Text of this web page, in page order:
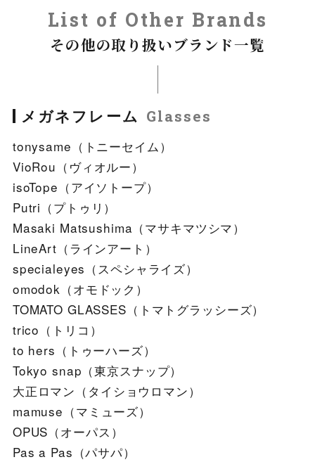
List of Other Brands
その他の取り扱いブランド一覧
メガネフレーム Glasses
tonysame（トニーセイム）
VioRou（ヴィオルー）
isoTope（アイソトープ）
Putri（プトゥリ）
Masaki Matsushima（マサキマツシマ）
LineArt（ラインアート）
specialeyes（スペシャライズ）
omodok（オモドック）
TOMATO GLASSES（トマトグラッシーズ）
trico（トリコ）
to hers（トゥーハーズ）
Tokyo snap（東京スナップ）
大正ロマン（タイショウロマン）
mamuse（マミューズ）
OPUS（オーパス）
Pas a Pas（パサパ）